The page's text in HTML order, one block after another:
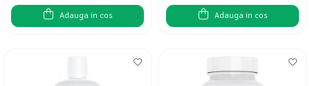
Adauga in cos Adauga in cos